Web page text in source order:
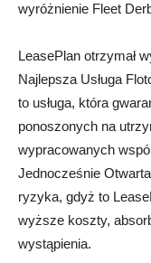
wyróżnienie Fleet
LeasePlan otrzymał
Najlepsza Usługa
to usługa, która
ponoszonych na
wypracowanych
Jednocześnie
ryzyka, gdyż to
wyższe koszty,
wystąpienia.